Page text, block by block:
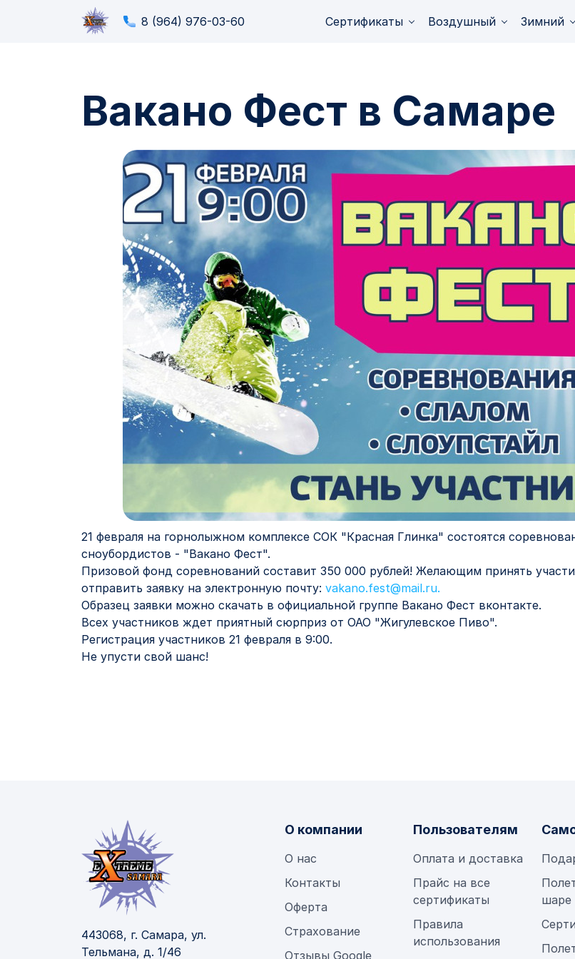
8 (964) 976-03-60 Сертификаты Воздушный Зимний
Вакано Фест в Самаре
21 февраля на горнолыжном комплексе СОК "Красная Глинка" состоятся
сноубордистов - "Вакано Фест".
Призовой фонд соревнований составит 350 000 рублей! Желающим принять
отправить заявку на электронную почту: vakano.fest@mail.ru.
Образец заявки можно скачать в официальной группе Вакано Фест вконтакте.
Всех участников ждет приятный сюрприз от ОАО "Жигулевское Пиво".
Регистрация участников 21 февраля в 9:00.
Не упусти свой шанс!
443068, г. Самара, ул.
Тельмана, д. 1/46
О компании
О нас
Контакты
Оферта
Страхование
Отзывы Google
Пользователям
Оплата и доставка
Прайс на все
сертификаты
Правила
использования
шаре